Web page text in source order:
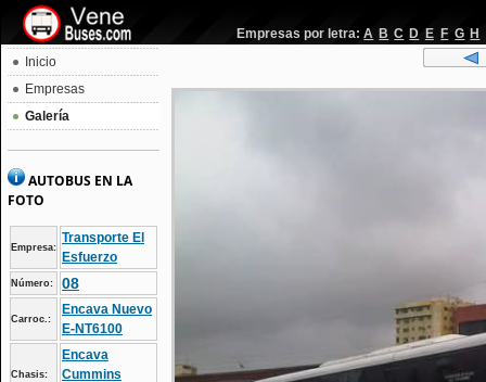
Empresas por letra: A B C D E F G H
Inicio
Empresas
Galería
AUTOBUS EN LA
FOTO
Empresa:
Transporte El
Esfuerzo
Número: 08
Carroc.:
Encava Nuevo
E-NT6100
Chasis:
Encava
Cummins